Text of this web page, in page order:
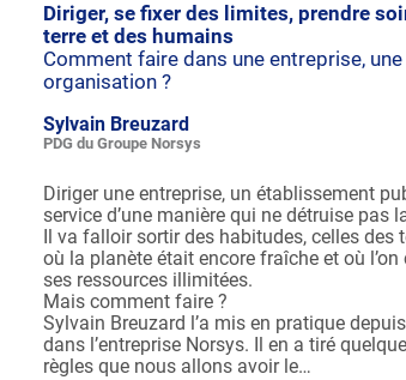
La Charte sociale des JO 2024 : un avant
conditions de travail, de qualité du travail,
Agathe Le BerderMembre du bureau confédéral
Diriger, se fixer des limites, prendre
terre et des humains
Comment faire dans une entreprise, une
organisation ?
Sylvain Breuzard
PDG du Groupe Norsys
Diriger une entreprise, un établissement
service d’une manière qui ne détruise pas
Il va falloir sortir des habitudes, celles des
où la planète était encore fraîche et où l’on
ses ressources illimitées.
Mais comment faire ?
Sylvain Breuzard l’a mis en pratique
dans l’entreprise Norsys. Il en a tiré
règles que nous allons avoir le…